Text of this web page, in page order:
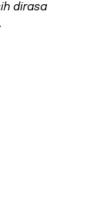
dirasa